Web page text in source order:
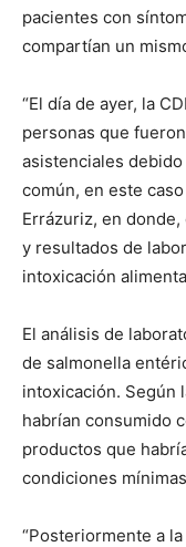
pacientes con
compartían un
“El día de ayer, la
personas que
asistenciales
común, en este
Errázuriz, en
y resultados de
intoxicación
El análisis de
de salmonella
intoxicación. Según
habrían consumido
productos que
condiciones
“Posteriormente a